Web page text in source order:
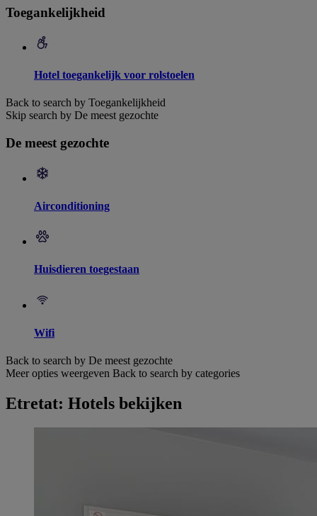
Toegankelijkheid
Hotel toegankelijk voor rolstoelen
Back to search by Toegankelijkheid
Skip search by De meest gezochte
De meest gezochte
Airconditioning
Huisdieren toegestaan
Wifi
Back to search by De meest gezochte
Meer opties weergeven Back to search by categories
Etretat: Hotels bekijken